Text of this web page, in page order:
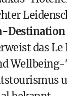
Destination
das